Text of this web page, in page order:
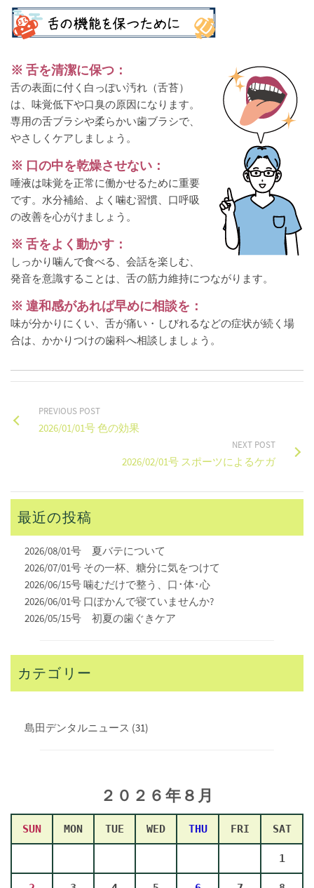
※ 舌を清潔に保つ：
舌の表面に付く白っぽい汚れ（舌苔）
は、味覚低下や口臭の原因になります。
専用の舌ブラシや柔らかい歯ブラシで、
やさしくケアしましょう。
※ 口の中を乾燥させない：
唾液は味覚を正常に働かせるために重要
です。水分補給、よく噛む習慣、口呼吸
の改善を心がけましょう。
※ 舌をよく動かす：
しっかり噛んで食べる、会話を楽しむ、
発音を意識することは、舌の筋力維持につながります。
※ 違和感があれば早めに相談を：
味が分かりにくい、舌が痛い・しびれるなどの症状が続く場
合は、かかりつけの歯科へ相談しましょう。
PREVIOUS POST
2026/01/01号 色の効果
NEXT POST
2026/02/01号 スポーツによるケガ
最近の投稿
2026/08/01号 夏バテについて
2026/07/01号 その一杯、糖分に気をつけて
2026/06/15号 噛むだけで整う、口･体･心
2026/06/01号 口ぽかんで寝ていませんか?
2026/05/15号 初夏の歯ぐきケア
カテゴリー
島田デンタルニュース (31)
２０２６年８ 月
SUN MON TUE WED THU FRI SAT
1